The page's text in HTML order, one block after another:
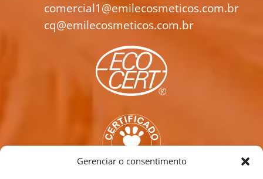
Gerenciar o consentimento
comercial1@emilecosmeticos.com.br
cq@emilecosmeticos.com.br